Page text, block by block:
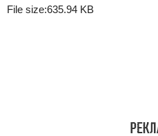
File size:635.94 KB